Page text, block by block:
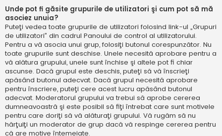
Unde pot fi găsite grupurile de utilizatori şi cum pot să mă
asociez unuia?
Puteţi vedea toate grupurile de utilizatori folosind link-ul „Grupuri
de utilizatori” din cadrul Panoului de control al utilizatorului.
Pentru a vă asocia unui grup, folosiţi butonul corespunzător. Nu
toate grupurile sunt deschise. Unele necesită aprobare pentru a
vă alătura grupului, unele sunt închise şi altele pot fi chiar
ascunse. Dacă grupul este deschis, puteţi să vă înscrieţi
apăsând butonul adecvat. Dacă grupul necesită aprobare
pentru înscriere, puteţi cere acest lucru apăsând butonul
adecvat. Moderatorul grupului va trebui să aprobe cererea
dumneavoastră şi este posibil să fiţi întrebat care sunt motivele
pentru care doriţi să vă alăturaţi grupului. Vă rugăm să nu
hărţuiţi un moderator de grup dacă vă respinge cererea pentru
că are motive întemeiate.